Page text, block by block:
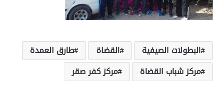
البطولات الصيفية القضاة
طارق العمدة
مركز شباب القضاة
مركز كفر صقر